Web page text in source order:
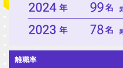
離職率